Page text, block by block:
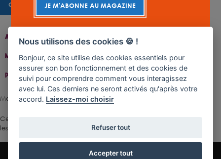
Accueil Contact Plan Du Site Accessibilité
Mentions Légales Gestion De Cookies
Politique De Confidentialité
CHARTE GRAPHIQUE
Made with ♥ by Rangoon
Ce site est protégé par reCAPTCHA.
les conditions d'utilisation
de Google s'appliquent.
JE M'ABONNE AU MAGAZINE
Nous utilisons des cookies 🍪 !
Bonjour, ce site utilise des cookies essentiels pour
assurer son bon fonctionnement et des cookies de
suivi pour comprendre comment vous interagissez
avec lui. Ces derniers ne seront activés qu'après votre
accord. Laissez-moi choisir
Refuser tout
Accepter tout